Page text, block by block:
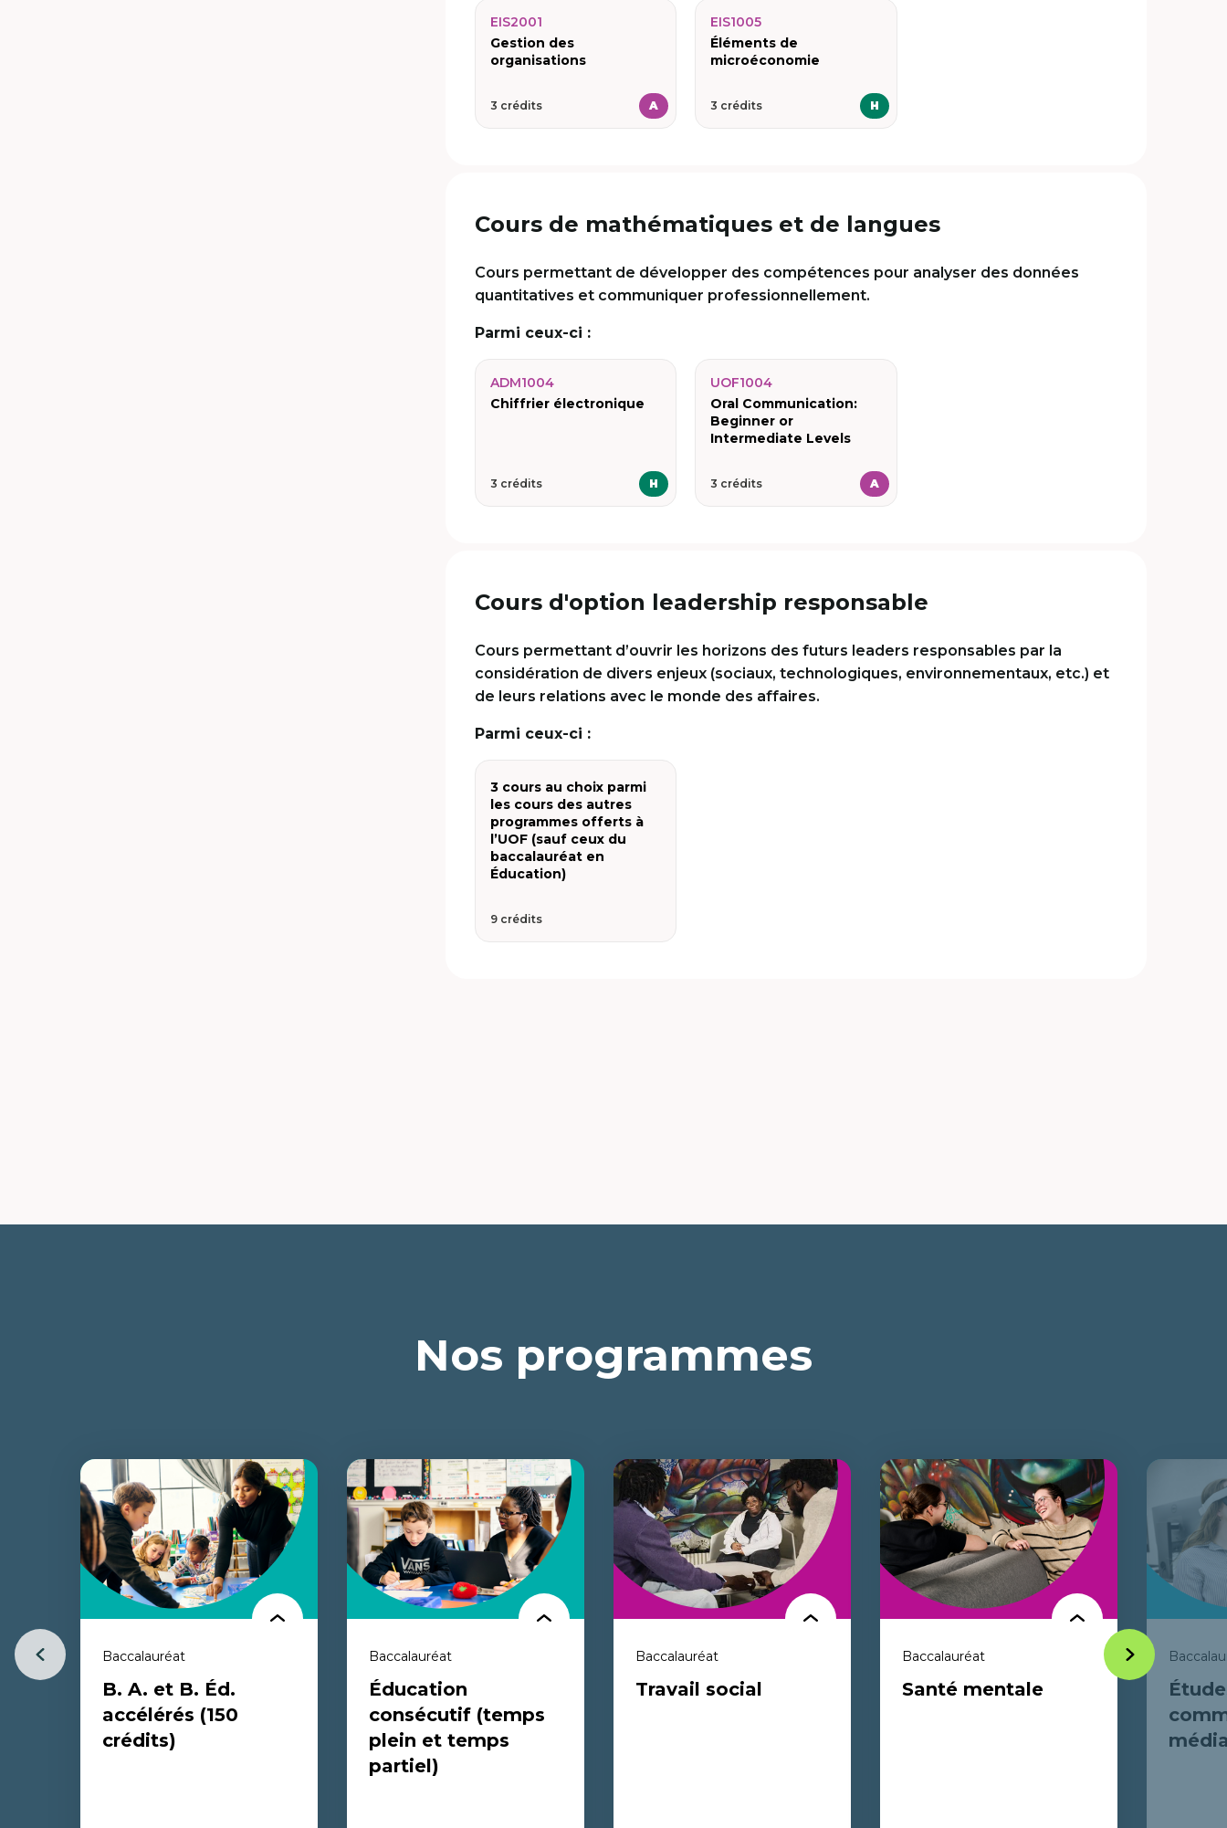
EIS2001
Gestion des
organisations
3 crédits A
EIS1005
Éléments de
microéconomie
3 crédits H
Cours de mathématiques et de langues
Cours permettant de développer des compétences pour analyser des données
quantitatives et communiquer professionnellement.
Parmi ceux-ci :
ADM1004
Chiffrier électronique
3 crédits H
UOF1004
Oral Communication:
Beginner or
Intermediate Levels
3 crédits A
Cours d'option leadership responsable
Cours permettant d’ouvrir les horizons des futurs leaders responsables par la
considération de divers enjeux (sociaux, technologiques, environnementaux, etc.) et
de leurs relations avec le monde des affaires.
Parmi ceux-ci :
3 cours au choix parmi
les cours des autres
programmes offerts à
l’UOF (sauf ceux du
baccalauréat en
Éducation)
9 crédits
Nos programmes
Baccalauréat
B. A. et B. Éd.
accélérés (150
crédits)
Baccalauréat
Éducation
consécutif (temps
plein et temps
partiel)
Baccalauréat
Travail social
Baccalauréat
Santé mentale
Item
précédent
Item
suivant